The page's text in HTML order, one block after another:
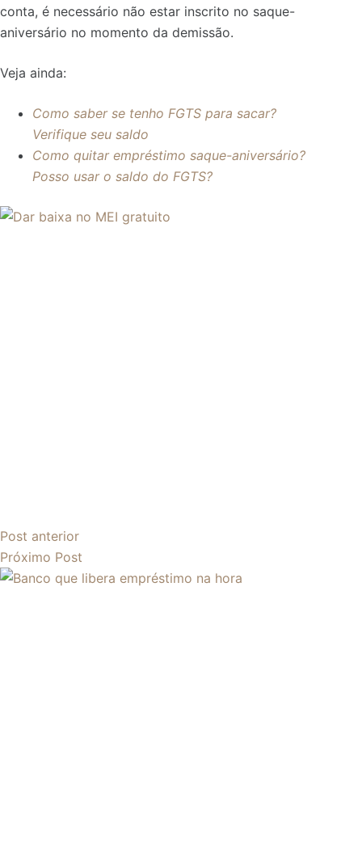
conta, é necessário não estar inscrito no saque-
aniversário no momento da demissão.
Veja ainda:
Como saber se tenho FGTS para sacar?
Verifique seu saldo
Como quitar empréstimo saque-aniversário?
Posso usar o saldo do FGTS?
Post anterior
Próximo Post